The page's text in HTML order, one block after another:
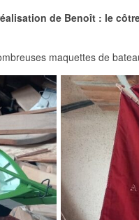
de Benoît : le
maquettes de